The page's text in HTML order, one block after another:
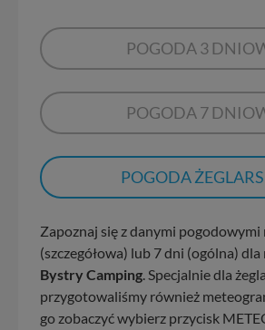
POGODA 3
POGODA 7
POGODA
Zapoznaj się z danymi pogodowymi
(szczegółowa) lub 7 dni (ogólna)
Bystry Camping. Specjalnie dla
przygotowaliśmy również
go zobaczyć wybierz przycisk